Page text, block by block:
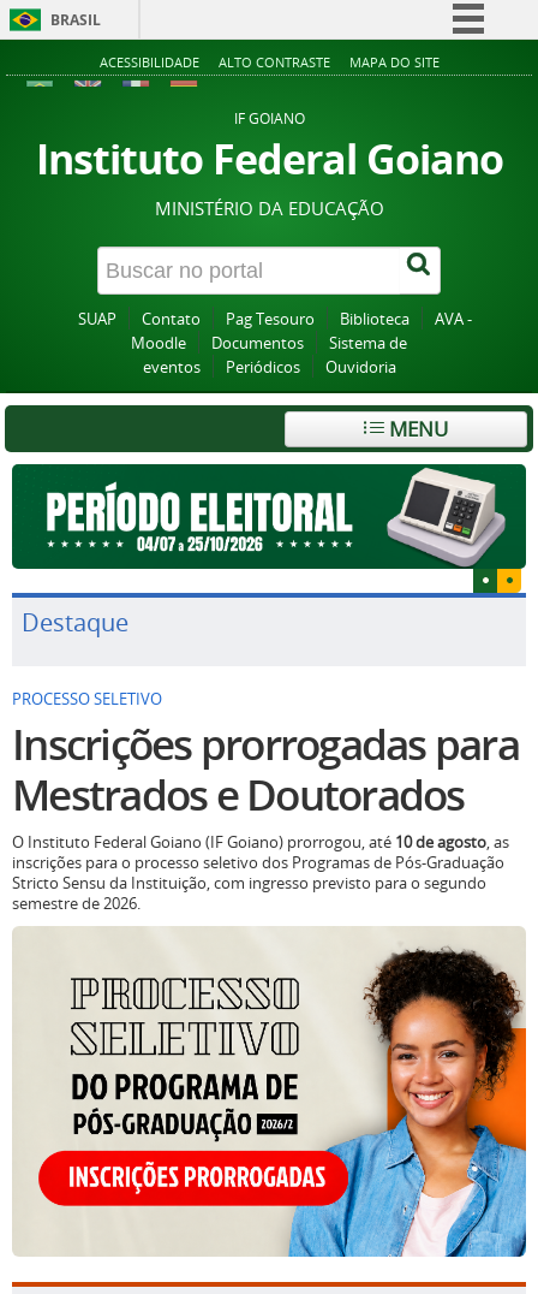
BRASIL
Simplifique!
Acesso à informação
Legislação
Canais
ACESSIBILIDADE ALTO CONTRASTE MAPA DO SITE
IF GOIANO
Instituto Federal Goiano
MINISTÉRIO DA EDUCAÇÃO
SUAP Contato Pag Tesouro Biblioteca
AVA -
Moodle
Documentos
Sistema de
eventos
Periódicos Ouvidoria
MENU
Destaque
PROCESSO SELETIVO
Inscrições prorrogadas para
Mestrados e Doutorados
O Instituto Federal Goiano (IF Goiano) prorrogou, até 10 de agosto, as
inscrições para o processo seletivo dos Programas de Pós-Graduação
Stricto Sensu da Instituição, com ingresso previsto para o segundo
semestre de 2026.